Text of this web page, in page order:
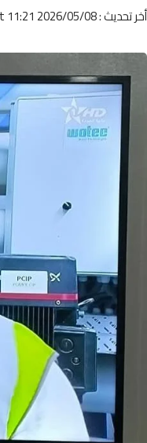
أخر تحديث : 2026/05/08 at 11:21 صباحًا